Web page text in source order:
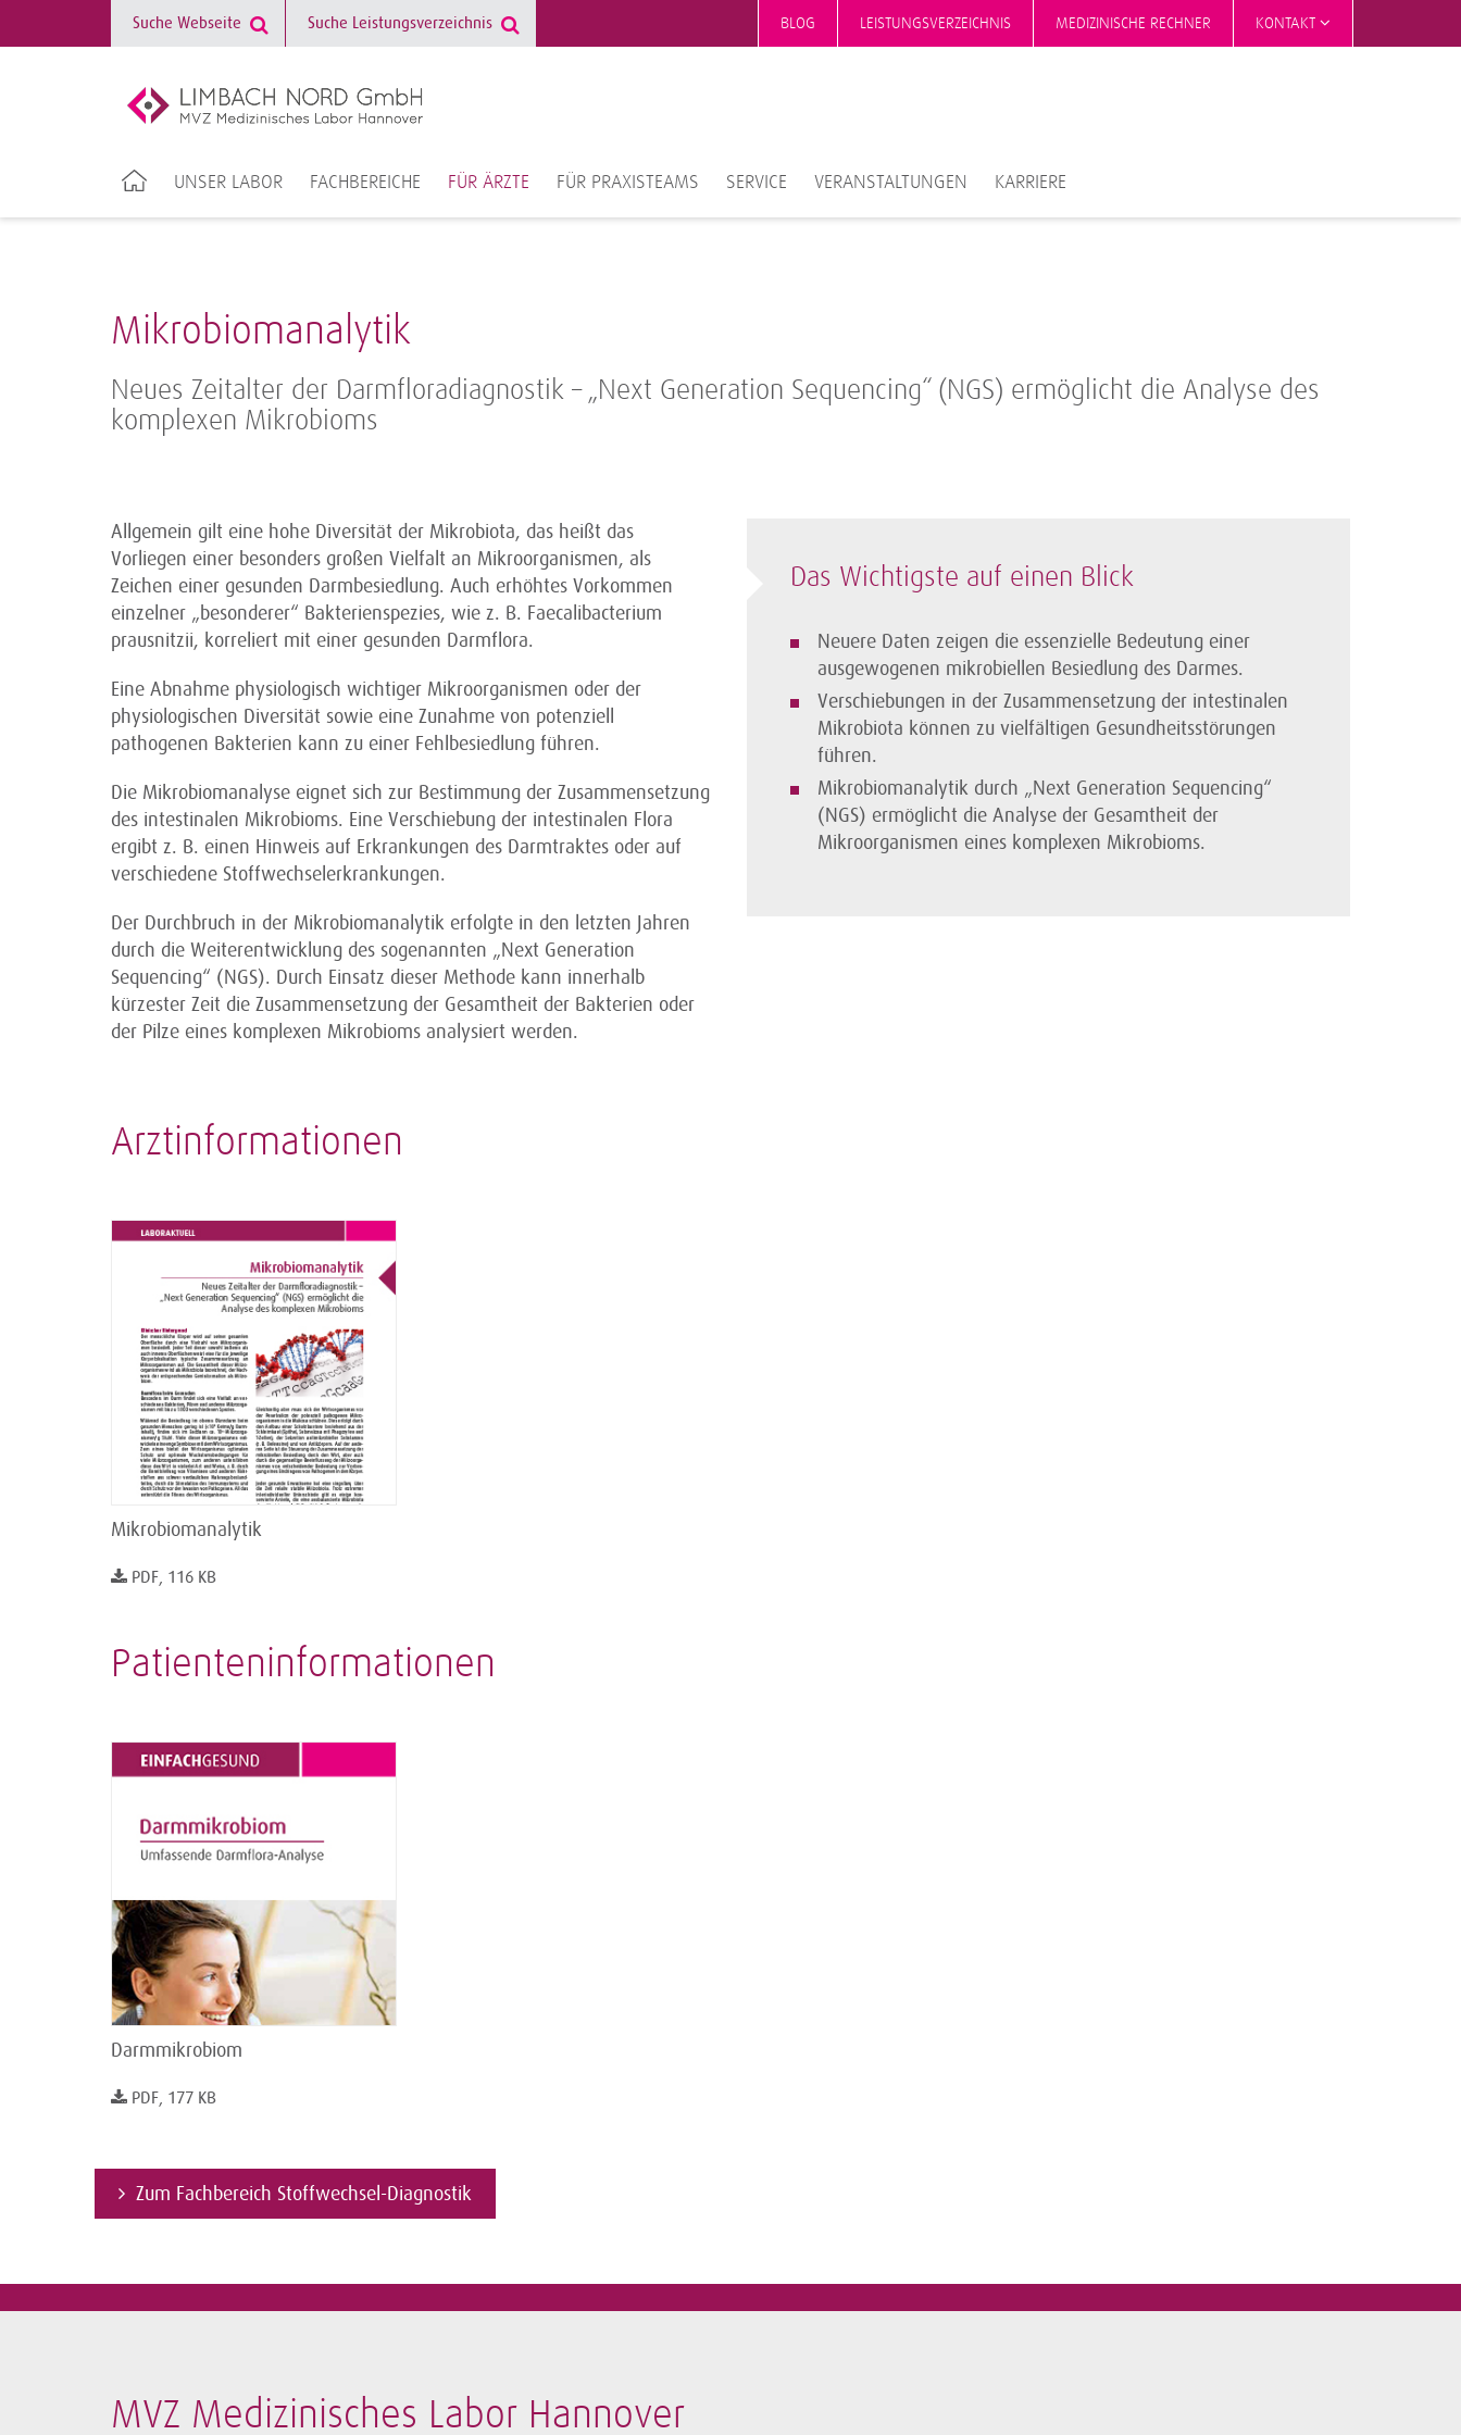
BLOG LEISTUNGSVERZEICHNIS MEDIZINISCHE RECHNER KONTAKT
UNSER LABOR FACHBEREICHE FÜR ÄRZTE FÜR PRAXISTEAMS SERVICE VERANSTALTUNGEN KARRIERE
Mikrobiomanalytik
Neues Zeitalter der Darmfloradiagnostik – „Next Generation Sequencing“ (NGS) ermöglicht die Analyse des
komplexen Mikrobioms
Allgemein gilt eine hohe Diversität der Mikrobiota, das heißt das
Vorliegen einer besonders großen Vielfalt an Mikroorganismen, als
Zeichen einer gesunden Darmbesiedlung. Auch erhöhtes Vorkommen
einzelner „besonderer“ Bakterienspezies, wie z. B. Faecalibacterium
prausnitzii, korreliert mit einer gesunden Darmflora.
Eine Abnahme physiologisch wichtiger Mikroorganismen oder der
physiologischen Diversität sowie eine Zunahme von potenziell
pathogenen Bakterien kann zu einer Fehlbesiedlung führen.
Die Mikrobiomanalyse eignet sich zur Bestimmung der Zusammensetzung
des intestinalen Mikrobioms. Eine Verschiebung der intestinalen Flora
ergibt z. B. einen Hinweis auf Erkrankungen des Darmtraktes oder auf
verschiedene Stoffwechselerkrankungen.
Der Durchbruch in der Mikrobiomanalytik erfolgte in den letzten Jahren
durch die Weiterentwicklung des sogenannten „Next Generation
Sequencing“ (NGS). Durch Einsatz dieser Methode kann innerhalb
kürzester Zeit die Zusammensetzung der Gesamtheit der Bakterien oder
der Pilze eines komplexen Mikrobioms analysiert werden.
Das Wichtigste auf einen Blick
Neuere Daten zeigen die essenzielle Bedeutung einer
ausgewogenen mikrobiellen Besiedlung des Darmes.
Verschiebungen in der Zusammensetzung der intestinalen
Mikrobiota können zu vielfältigen Gesundheitsstörungen
führen.
Mikrobiomanalytik durch „Next Generation Sequencing“
(NGS) ermöglicht die Analyse der Gesamtheit der
Mikroorganismen eines komplexen Mikrobioms.
Arztinformationen
Mikrobiomanalytik
PDF, 116 KB
Patienteninformationen
Darmmikrobiom
PDF, 177 KB
Zum Fachbereich Stoffwechsel-Diagnostik
MVZ Medizinisches Labor Hannover